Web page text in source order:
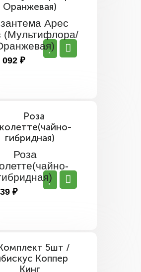
Арес
(Мультифлора/
092 ₽
Роза
₽